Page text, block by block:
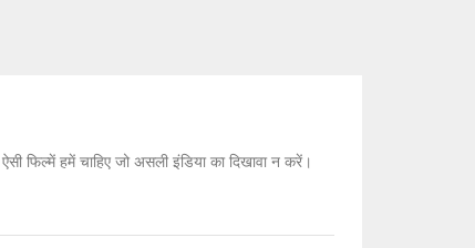
फिल्में हमें चाहिए जो असली इंडिया का दिखावा न करें।